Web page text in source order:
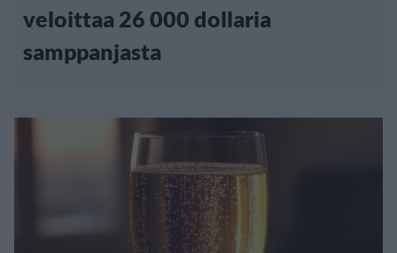
veloittaa 26 000 dollaria
samppanjasta